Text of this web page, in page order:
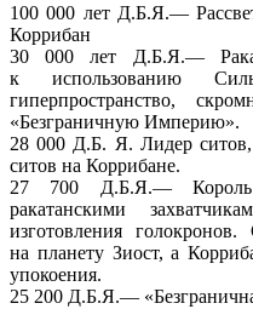
100 000 лет Д.Б.Я.—
Коррибан
30 000 лет
Д.Б.Я.—
к использованию
гиперпространство,
«Безграничную Империю».
28 000 Д.Б. Я. Лидер
ситов на Коррибане.
27 700 Д.Б.Я.—
ракатанскими
изготовления голокронов.
на планетуЗиост,а
упокоения.
25 200 Д.Б.Я.—